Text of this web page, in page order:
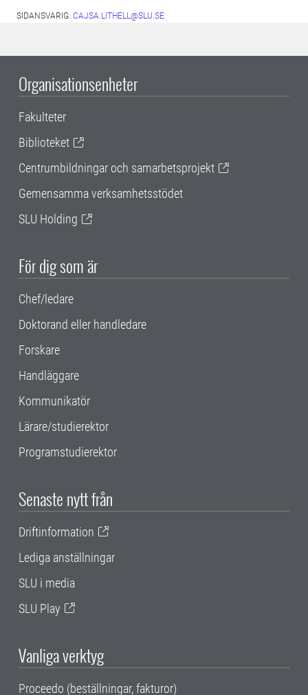
SIDANSVARIG: CAJSA.LITHELL@SLU.SE
Organisationsenheter
Fakulteter
Biblioteket
Centrumbildningar och samarbetsprojekt
Gemensamma verksamhetsstödet
SLU Holding
För dig som är
Chef/ledare
Doktorand eller handledare
Forskare
Handläggare
Kommunikatör
Lärare/studierektor
Programstudierektor
Senaste nytt från
Driftinformation
Lediga anställningar
SLU i media
SLU Play
Vanliga verktyg
Proceedo (beställningar, fakturor)